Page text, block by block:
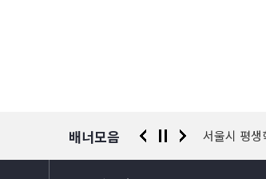
배너모음
경찰청 유실물 통합포털 서울시 평생